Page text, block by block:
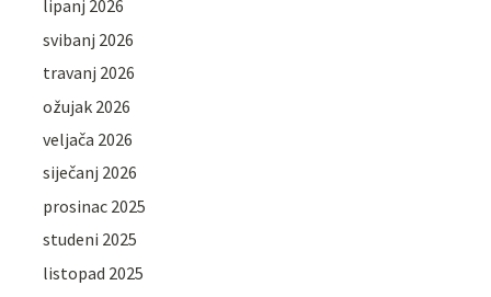
lipanj 2026
svibanj 2026
travanj 2026
ožujak 2026
veljača 2026
siječanj 2026
prosinac 2025
studeni 2025
listopad 2025